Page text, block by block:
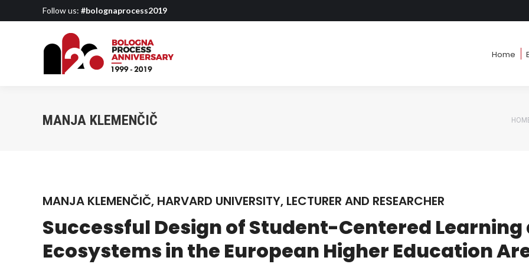
Follow us: #bolognaprocess2019
Home
MANJA KLEMENČIČ
MANJA KLEMENČIČ, HARVARD UNIVERSITY, LECTURER AND RESEARCHER
Successful Design of Student-Centered
Ecosystems in the European Higher Education
Home